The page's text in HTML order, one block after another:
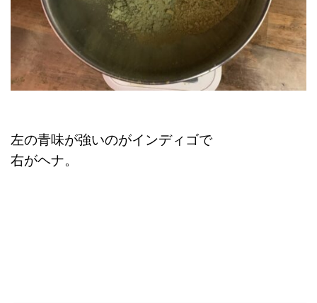
左の青味が強いのがインディゴで
右がヘナ。